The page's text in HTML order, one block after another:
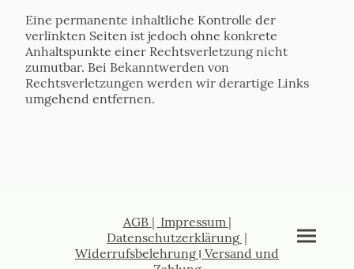
Eine permanente inhaltliche Kontrolle der
verlinkten Seiten ist jedoch ohne konkrete
Anhaltspunkte einer Rechtsverletzung nicht
zumutbar. Bei Bekanntwerden von
Rechtsverletzungen werden wir derartige Links
umgehend entfernen.
AGB | Impressum |
Datenschutzerklärung |
Widerrufsbelehrung I Versand und